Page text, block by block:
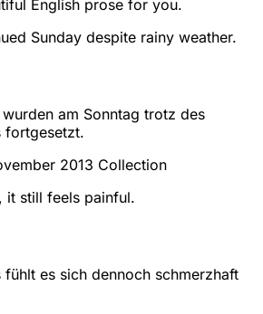
English prose for you.
Sunday despite rainy weather.
am Sonntag trotz des
fortgesetzt.
2013 Collection
it still feels painful.
es sich dennoch schmerzhaft